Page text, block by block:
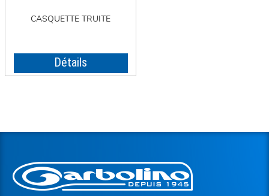
CASQUETTE TRUITE
Détails